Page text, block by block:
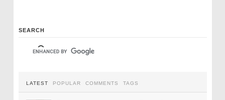
SEARCH
LATEST POPULAR COMMENTS TAGS